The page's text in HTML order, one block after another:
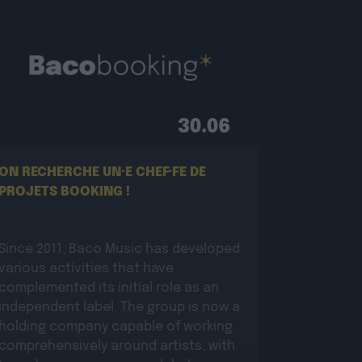
30.06
RECHERCHE UN·E CHEF·FE DE
PROJETS BOOKING !
Since 2011, Baco Music has developed
various activities that have
complemented its initial role as an
independent label. The group is now a
holding company capable of working
comprehensively around artists, with